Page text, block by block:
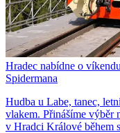
Hradec nabídne o
Spidermana
Hudba u Labe, tanec,
vlakem. Přinášíme výběr
v Hradci Králové během